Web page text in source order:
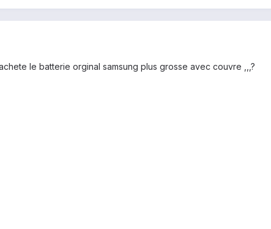
le batterie orginal samsung plus grosse avec couvre ,,,?